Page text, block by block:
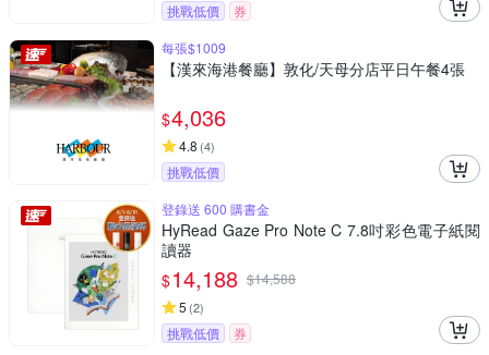
挑戰低價
券
每張$1009
【漢來海港餐廳】敦化/天母分店平日午餐4張
$4,036
4.8 (4)
挑戰低價
登錄送 600 購書金
HyRead Gaze Pro Note C 7.8吋彩色電子紙閱
讀器
$14,188 $14,588
5 (2)
挑戰低價
券